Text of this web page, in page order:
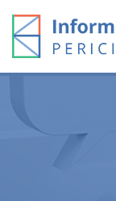
content